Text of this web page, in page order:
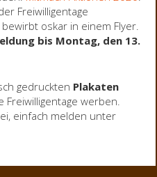
Freiwilligentage
oskar in einem Flyer.
bis Montag, den 13.
gedruckten Plakaten
werben.
einfach melden unter